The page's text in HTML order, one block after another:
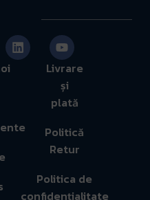
Livrare
și
plată
Politică
Retur
Politica de
confidențialitate